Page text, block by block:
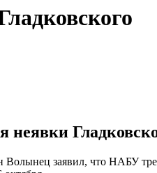
неявки
заявил, что НАБУ